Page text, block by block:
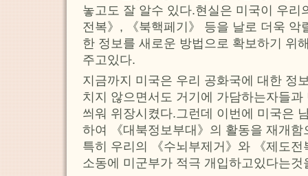
놓고도 잘 알수 있다.현실은 미국이 우리
전복》, 《북핵페기》 등을 날로 더욱 악
한 정보를 새로운 방법으로 확보하기 위
주고있다.
지금까지 미국은 우리 공화국에 대한 정
치지 않으면서도 거기에 가담하는자들
씌워 위장시켰다.그런데 이번에 미국은
하여 《대북정보부대》의 활동을 재개
특히 우리의 《수뇌부제거》와 《제도
소동에 미군부가 적극 개입하고있다는